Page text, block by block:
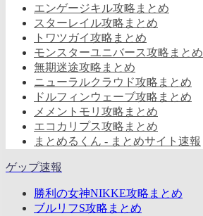
エンゲージキル攻略まとめ
スターレイル攻略まとめ
トワツガイ攻略まとめ
モンスターユニバース攻略まとめ
無期迷途攻略まとめ
ニューラルクラウド攻略まとめ
ドルフィンウェーブ攻略まとめ
メメントモリ攻略まとめ
エコカリプス攻略まとめ
まとめるくん - まとめサイト速報
ゲップ速報
勝利の女神NIKKE攻略まとめ
ブルリフS攻略まとめ